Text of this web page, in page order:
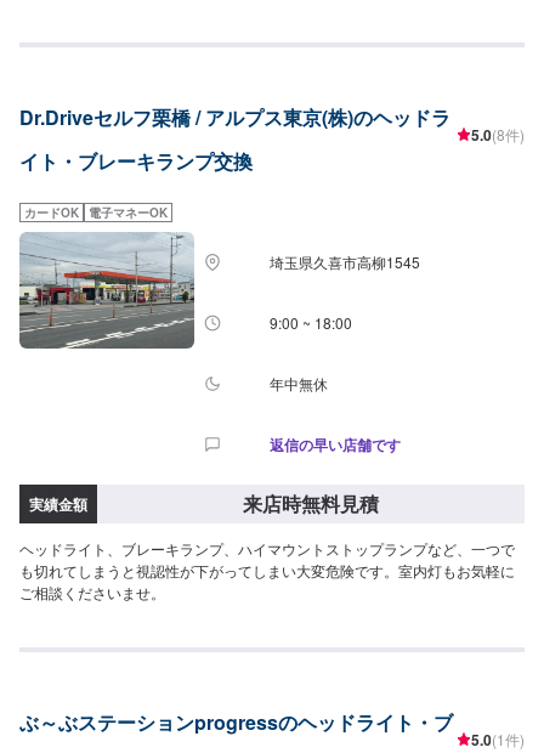
作業を行う為、労働安全衛生法に定められている教育を受けた整備士が整備
見積り【3】お持ち込み・引き取り【4】正式なお見積り【5】作業開始【6】
納車時のお支払い<代車について>ガレーヂマツザキでは、鈑金・塗装・修理
等で愛車をお預かりしている間、代車をお貸し致します。台数も豊富な20台
はお気軽にご相談ください。※代車の燃料代はお客様にご負担いただいており
ます。<定休日・営業時間>定休日：なし営業時間：9:00~18:00クレジット・
QR決済などをご希望の方は事前にお申し付けください。
Dr.Driveセルフ栗橋 / アルプス東京(株)のヘッドラ
イト・ブレーキランプ交換
5.0(8件)
カードOK 電子マネーOK
埼玉県久喜市高柳1545
9:00 ~ 18:00
年中無休
返信の早い店舗です
実績金額 来店時無料見積
ヘッドライト、ブレーキランプ、ハイマウントストップランプなど、一つで
も切れてしまうと視認性が下がってしまい大変危険です。室内灯もお気軽に
ご相談くださいませ。
ぶ～ぶステーションprogressのヘッドライト・ブ
5.0(1件)